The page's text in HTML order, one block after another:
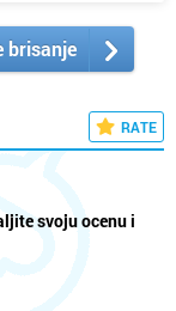
brisanje
RATE
svoju ocenu i